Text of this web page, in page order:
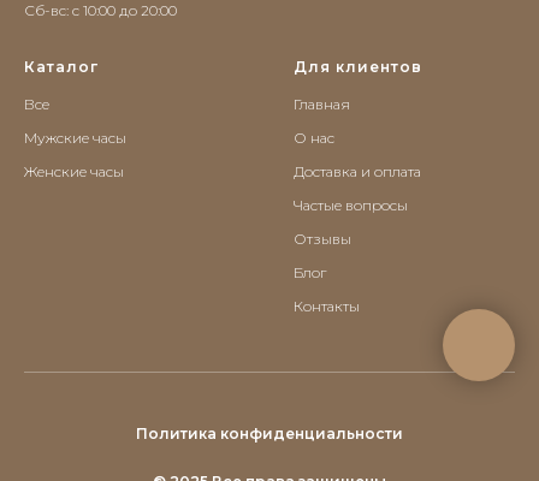
Сб-вс: c 10:00 до 20:00
Каталог
Все
Мужские часы
Женские часы
Для клиентов
Главная
О нас
Доставка и оплата
Частые вопросы
Отзывы
Блог
Контакты
Политика конфиденциальности